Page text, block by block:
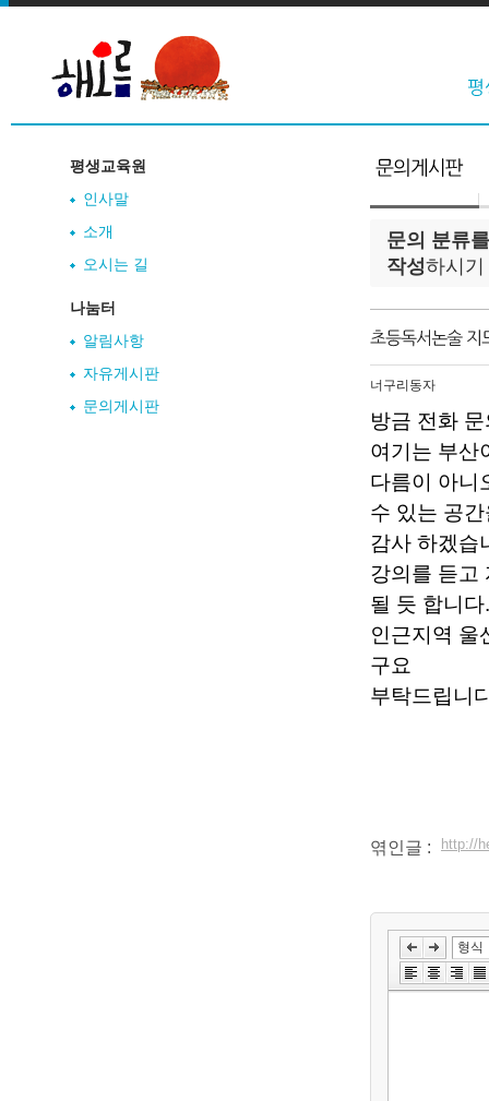
평생교육원
인사말
소개
오시는 길
나눔터
알림사항
자유게시판
문의게시판
문의 분류
작성하시
너구리동자
방금 전화
여기는 부산
다름이 아니
수 있는 공
감사 하겠습
강의를 듣고
될 듯 합니다.
인근지역 울
구요
부탁드립니
엮인글 : http://